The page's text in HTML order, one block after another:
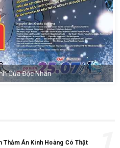
Của Độc Nhãn
Thảm Án Kinh Hoàng Có Thật